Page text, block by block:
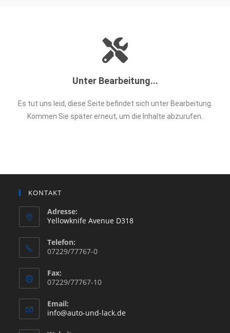
Unter Bearbeitung...
Es tut uns leid, diese Seite befindet sich unter Bearbeitung.
Kommen Sie später erneut, um die Inhalte abzurufen.
KONTAKT
Adresse:
Yellowknife Avenue D318
Telefon:
07229/77767-0
Fax:
07229/77767-10
Email:
info@auto-und-lack.de